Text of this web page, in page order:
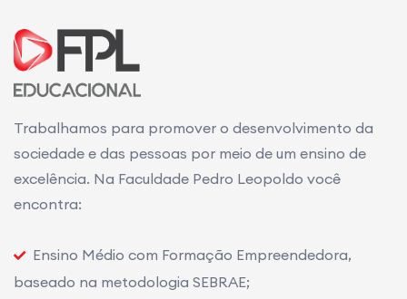
Trabalhamos para promover o desenvolvimento da
sociedade e das pessoas por meio de um ensino de
excelência. Na Faculdade Pedro Leopoldo você
encontra:
Ensino Médio com Formação Empreendedora,
baseado na metodologia SEBRAE;